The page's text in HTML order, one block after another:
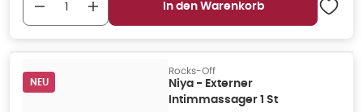
In den Warenkorb
NEU
Rocks-Off
Niya - Externer
Intimmassager 1 St